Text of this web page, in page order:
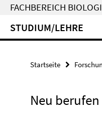
FACHBEREICH
STUDIUM/LEHRE
Startseite
Neu